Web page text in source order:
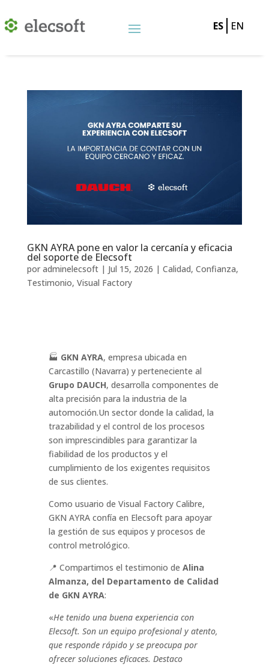
ES EN
GKN AYRA pone en valor la cercanía y eficacia
del soporte de Elecsoft
por adminelecsoft| Jul 15, 2026 | Calidad, Confianza,
Testimonio, Visual Factory
🏭 GKN AYRA, empresa ubicada en
Carcastillo (Navarra) y perteneciente al
Grupo DAUCH, desarrolla componentes de
alta precisión para la industria de la
automoción.Un sector donde la calidad, la
trazabilidad y el control de los procesos
son imprescindibles para garantizar la
fiabilidad de los productos y el
cumplimiento de los exigentes requisitos
de sus clientes.
Como usuario de Visual Factory Calibre,
GKN AYRA confía en Elecsoft para apoyar
la gestión de sus equipos y procesos de
control metrológico.
📍 Compartimos el testimonio de Alina
Almanza, del Departamento de Calidad
de GKN AYRA:
«He tenido una buena experiencia con
Elecsoft. Son un equipo profesional y atento,
que responde rápido y se preocupa por
ofrecer soluciones eficaces. Destaco